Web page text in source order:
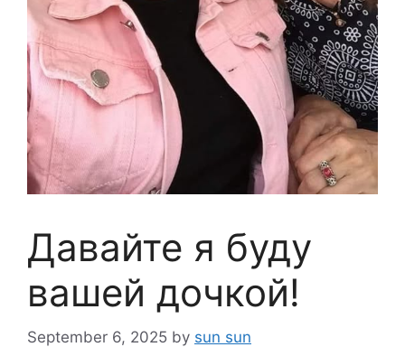
Давайте я буду
вашей дочкой!
September 6, 2025 by sun sun